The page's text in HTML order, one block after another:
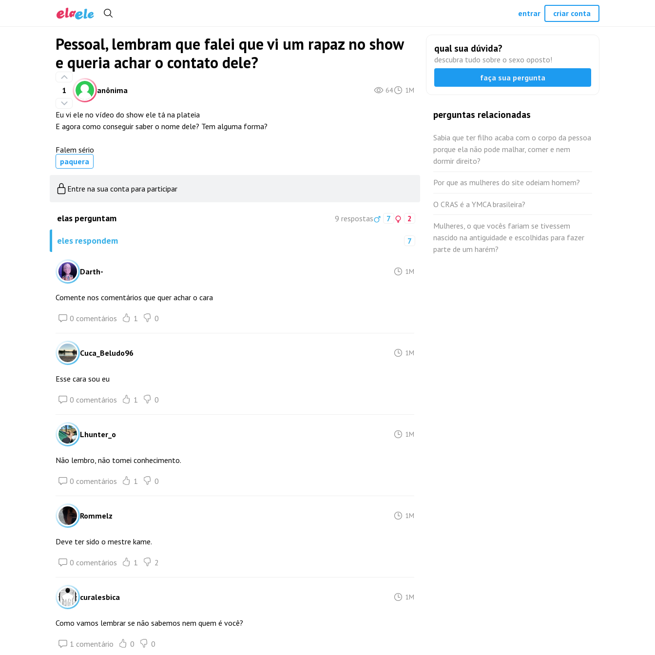
Pessoal, lembram que falei que vi um rapaz no show
e queria achar o contato dele?
1 anônima 64 1M
Eu vi ele no vídeo do show ele tá na plateia
E agora como conseguir saber o nome dele? Tem alguma forma?
Falem sério
paquera
Entre na sua conta para participar
elas perguntam 9 respostas 7 2
eles respondem 7
Darth- 1M
Comente nos comentários que quer achar o cara
0 comentários 1 0
Cuca_Beludo96 1M
Esse cara sou eu
0 comentários 1 0
Lhunter_o 1M
Não lembro, não tomei conhecimento.
0 comentários 1 0
Rommelz 1M
Deve ter sido o mestre kame.
0 comentários 1 2
curalesbica 1M
Como vamos lembrar se não sabemos nem quem é você?
1 comentário 0 0
qual sua dúvida?
descubra tudo sobre o sexo oposto!
faça sua pergunta
perguntas relacionadas
Sabia que ter filho acaba com o corpo da pessoa
porque ela não pode malhar, comer e nem
dormir direito?
Por que as mulheres do site odeiam homem?
O CRAS é a YMCA brasileira?
Mulheres, o que vocês fariam se tivessem
nascido na antiguidade e escolhidas para fazer
parte de um harém?
entrar criar conta